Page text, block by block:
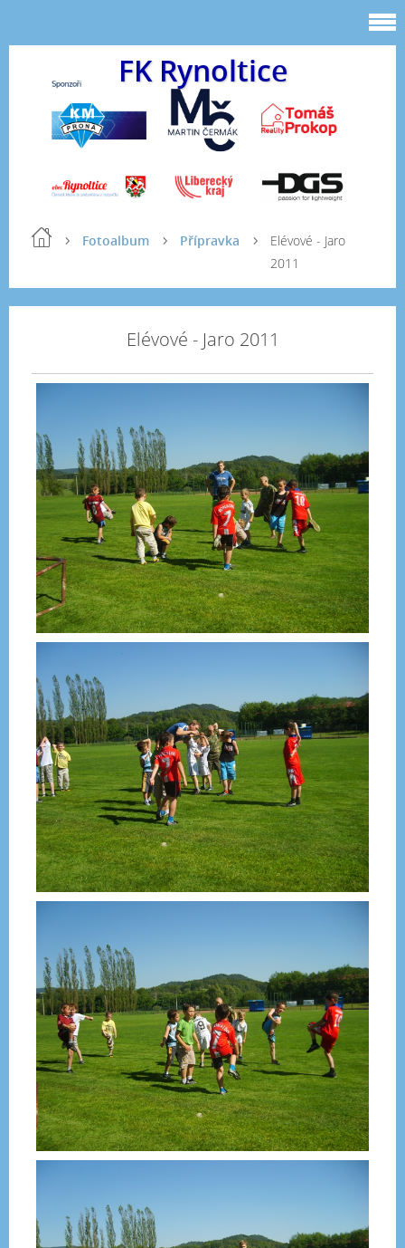
FK Rynoltice
Fotoalbum Přípravka
Elévové - Jaro
2011
Elévové - Jaro 2011